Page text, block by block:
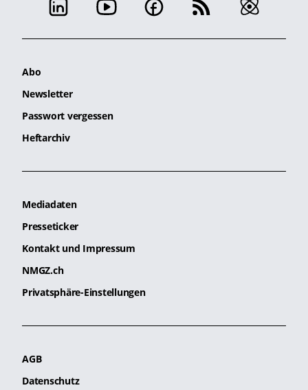
Abo
Newsletter
Passwort vergessen
Heftarchiv
Mediadaten
Presseticker
Kontakt und Impressum
NMGZ.ch
Privatsphäre-Einstellungen
AGB
Datenschutz